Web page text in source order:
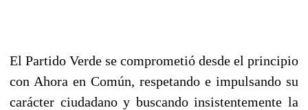
El Partido Verde se comprometió desde el principio
con Ahora en Común, respetando e impulsando su
carácter ciudadano y buscando insistentemente la